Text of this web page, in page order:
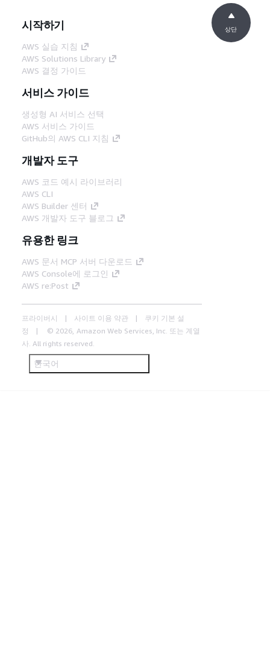
시작하기
AWS 실습 지침
AWS Solutions Library
AWS 결정 가이드
서비스 가이드
생성형 AI 서비스 선택
AWS 서비스 가이드
GitHub의 AWS CLI 지침
개발자 도구
AWS 코드 예시 라이브러리
AWS CLI
AWS Builder 센터
AWS 개발자 도구 블로그
유용한 링크
AWS 문서 MCP 서버 다운로드
AWS Console에 로그인
AWS re:Post
프라이버시 사이트 이용 약관
쿠키 기본 설
정
© 2026, Amazon Web Services, Inc. 또는 계열
사. All rights reserved.
한국어
상단